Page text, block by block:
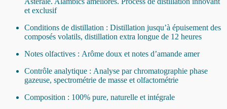
et exclusif
Conditions de distillation : Distillation jusqu’à épuisement des
composés volatils, distillation extra longue de 12 heures
Notes olfactives : Arôme doux et notes d’amande amer
Contrôle analytique : Analyse par chromatographie phase
gazeuse, spectrométrie de masse et olfactométrie
Composition : 100% pure, naturelle et intégrale